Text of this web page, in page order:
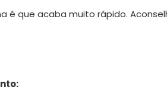
é que acaba muito rápido.